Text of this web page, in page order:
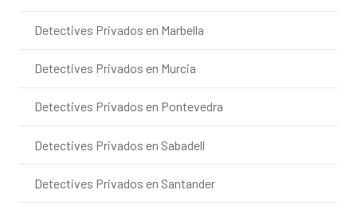
Detectives Privados en Marbella
Detectives Privados en Murcia
Detectives Privados en Pontevedra
Detectives Privados en Sabadell
Detectives Privados en Santander